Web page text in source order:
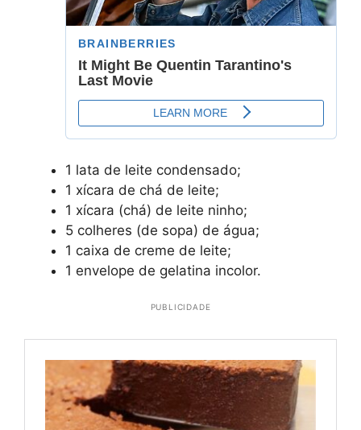
1 lata de leite condensado;
1 xícara de chá de leite;
1 xícara (chá) de leite ninho;
5 colheres (de sopa) de água;
1 caixa de creme de leite;
1 envelope de gelatina incolor.
PUBLICIDADE